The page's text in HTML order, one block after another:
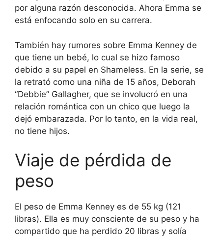
por alguna razón desconocida. Ahora Emma se
está enfocando solo en su carrera.
También hay rumores sobre Emma Kenney de
que tiene un bebé, lo cual se hizo famoso
debido a su papel en Shameless. En la serie, se
la retrató como una niña de 15 años, Deborah
“Debbie” Gallagher, que se involucró en una
relación romántica con un chico que luego la
dejó embarazada. Por lo tanto, en la vida real,
no tiene hijos.
Viaje de pérdida de
peso
El peso de Emma Kenney es de 55 kg (121
libras). Ella es muy consciente de su peso y ha
compartido que ha perdido 20 libras y solía